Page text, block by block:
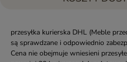
przesyłka kurierska DHL (Meble
są sprawdzane i odpowiednio
Cena nie obejmuje wniesieni